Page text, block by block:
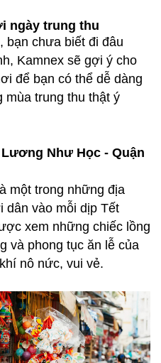
ngày trung thu
bạn chưa biết đi đâu
Kamnex sẽ gợi ý cho
để bạn có thể dễ dàng
mùa trung thu thật ý
Như Học - Quận
một trong những địa
dân vào mỗi dịp Tết
xem những chiếc lồng
và phong tục ăn lễ của
nô nức, vui vẻ.